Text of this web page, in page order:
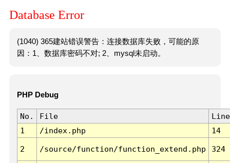
Database Error
(1040) 365建站错误警告：连接数据库失败，可能的原
因：1、数据库密码不对; 2、mysql未启动。
PHP Debug
No. File
Line
1
/index.php 14
2 /source/function/function_extend.php 324